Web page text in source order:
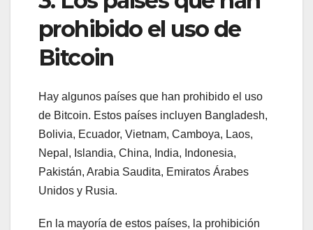
prohibido el uso de
Bitcoin
Hay algunos países que han prohibido el uso
de Bitcoin. Estos países incluyen Bangladesh,
Bolivia, Ecuador, Vietnam, Camboya, Laos,
Nepal, Islandia, China, India, Indonesia,
Pakistán, Arabia Saudita, Emiratos Árabes
Unidos y Rusia.
En la mayoría de estos países, la prohibición